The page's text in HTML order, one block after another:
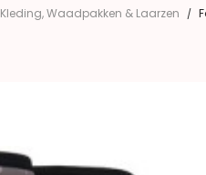
Kleding, Waadpakken & Laarzen /